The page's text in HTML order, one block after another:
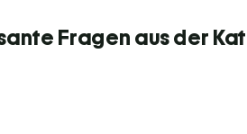
Fragen aus der